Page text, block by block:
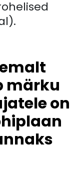
märku
on